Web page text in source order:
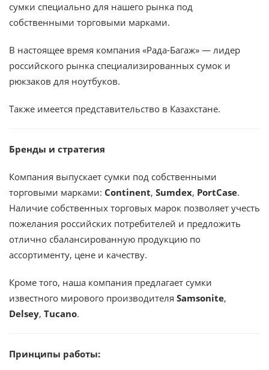
сумки специально для нашего рынка под
собственными торговыми марками.
В настоящее время компания «Рада-Багаж» — лидер
российского рынка специализированных сумок и
рюкзаков для ноутбуков.
Также имеется представительство в Казахстане.
Бренды и стратегия
Компания выпускает сумки под собственными
торговыми марками: Continent, Sumdex, PortCase.
Наличие собственных торговых марок позволяет учесть
пожелания российских потребителей и предложить
отлично сбалансированную продукцию по
ассортименту, цене и качеству.
Кроме того, наша компания предлагает сумки
известного мирового производителя Samsonite,
Delsey, Tucano.
Принципы работы: